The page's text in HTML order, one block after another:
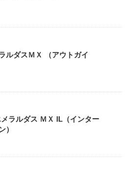
ルダスＭＸ （アウトガイ
メラルダス ＭＸ IL（インター
）